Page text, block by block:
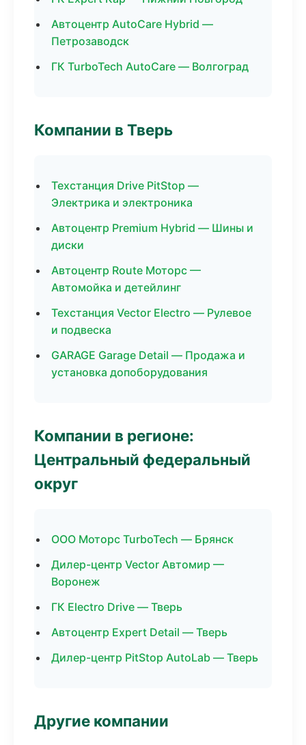
Автоцентр AutoCare Hybrid —
Петрозаводск
ГК TurboTech AutoCare — Волгоград
Компании в Тверь
Техстанция Drive PitStop —
Электрика и электроника
Автоцентр Premium Hybrid — Шины и
диски
Автоцентр Route Моторс —
Автомойка и детейлинг
Техстанция Vector Electro — Рулевое
и подвеска
GARAGE Garage Detail — Продажа и
установка допоборудования
Компании в регионе:
Центральный федеральный
округ
ООО Моторс TurboTech — Брянск
Дилер-центр Vector Автомир —
Воронеж
ГК Electro Drive — Тверь
Автоцентр Expert Detail — Тверь
Дилер-центр PitStop AutoLab — Тверь
Другие компании